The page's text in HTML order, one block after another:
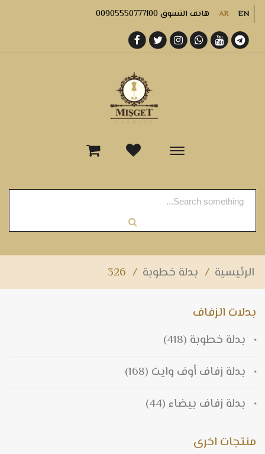
AR EN هاتف التسوق 00905550777100
-
الرئيسية / بدلة خطوبة /
326
بدلات الزفاف
بدلة خطوبة (418)
بدلة زفاف أوف وايت (168)
بدلة زفاف بيضاء (44)
منتجات اخرى